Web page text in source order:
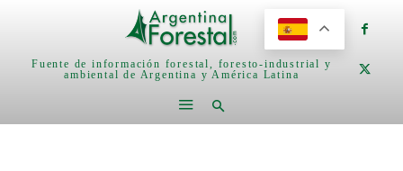
Fuente de información forestal, foresto-industrial y
ambiental de Argentina y América Latina